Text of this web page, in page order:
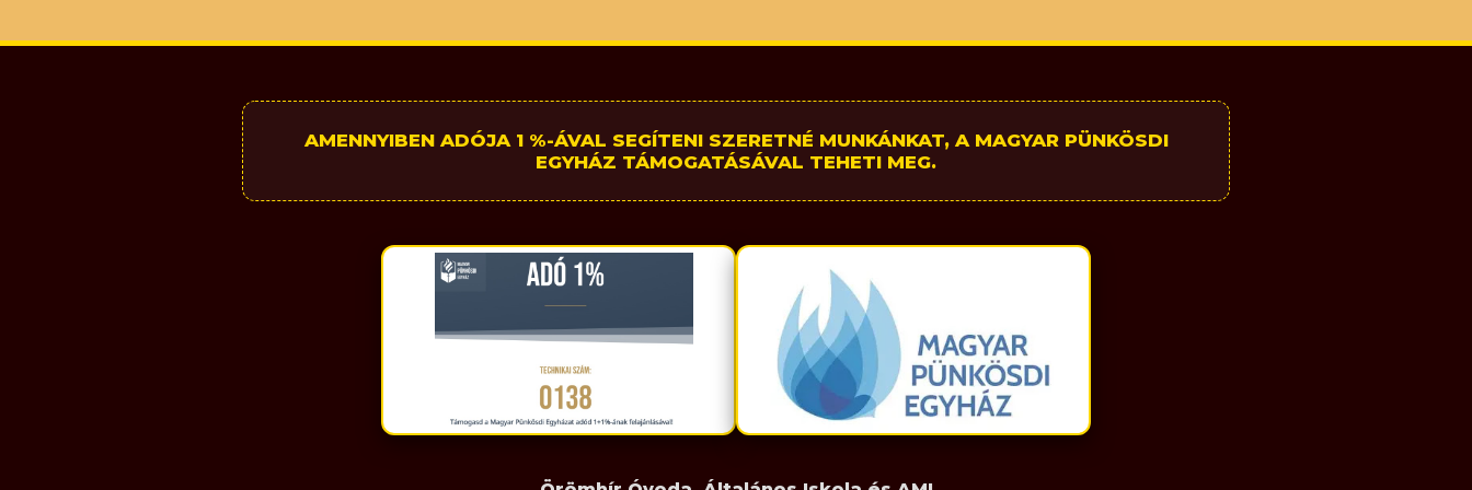
AMENNYIBEN ADÓJA 1 %-ÁVAL SEGÍTENI SZERETNÉ MUNKÁNKAT, A MAGYAR PÜNKÖSDI
EGYHÁZ TÁMOGATÁSÁVAL TEHETI MEG.